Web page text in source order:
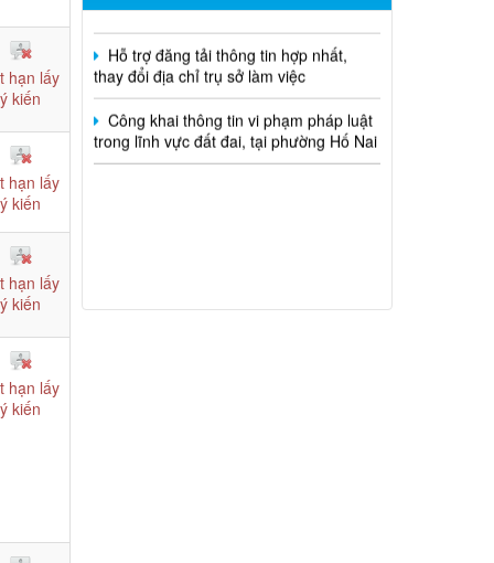
hạn lấy
ý kiến
hạn lấy
ý kiến
hạn lấy
ý kiến
hạn lấy
ý kiến
Hỗ trợ đăng tải thông tin hợp nhất,
thay đổi địa chỉ trụ sở làm việc
Công khai thông tin vi phạm pháp luật
trong lĩnh vực đất đai, tại phường Hố Nai